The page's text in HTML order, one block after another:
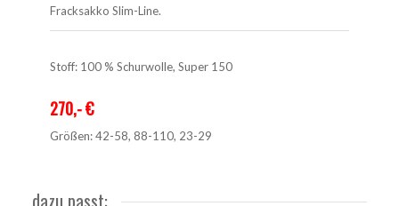
Fracksakko Slim-Line.
Stoff: 100 % Schurwolle, Super 150
270,- €
Größen: 42-58, 88-110, 23-29
dazu passt: